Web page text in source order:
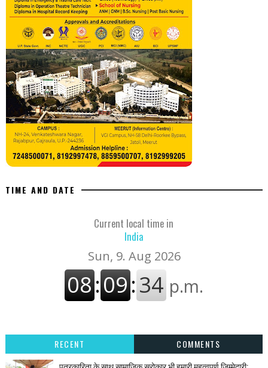
TIME AND DATE
Current local time in
India
RECENT
COMMENTS